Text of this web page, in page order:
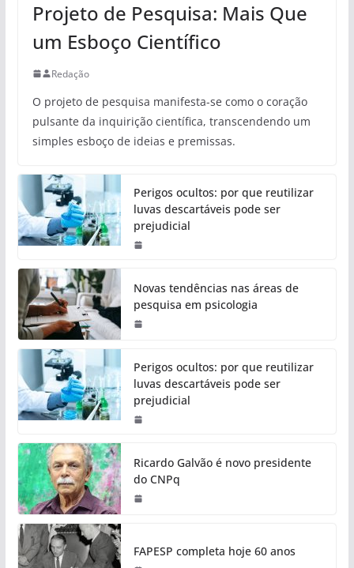
Projeto de Pesquisa: Mais Que
um Esboço Científico
Redação
O projeto de pesquisa manifesta-se como o coração
pulsante da inquirição científica, transcendendo um
simples esboço de ideias e premissas.
Perigos ocultos: por que reutilizar
luvas descartáveis pode ser
prejudicial
Novas tendências nas áreas de
pesquisa em psicologia
Perigos ocultos: por que reutilizar
luvas descartáveis pode ser
prejudicial
Ricardo Galvão é novo presidente
do CNPq
FAPESP completa hoje 60 anos